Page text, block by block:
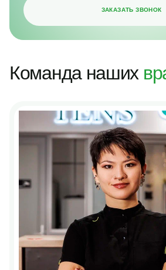
ЗАКАЗАТЬ ЗВОНОК
Команда наших